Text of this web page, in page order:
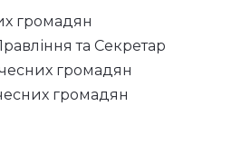
громадян
та Секретар
громадян
громадян